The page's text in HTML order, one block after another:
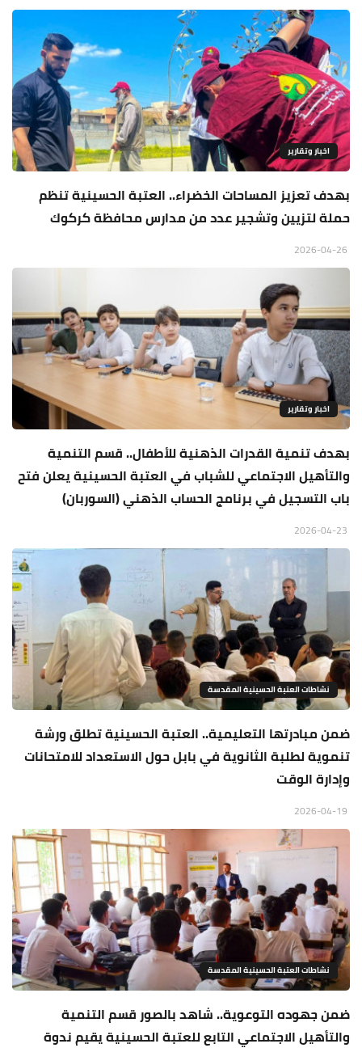
اخبار وتقارير
بهدف تعزيز المساحات الخضراء.. العتبة الحسينية تنظم
حملة لتزيين وتشجير عدد من مدارس محافظة كركوك
اخبار وتقارير
بهدف تنمية القدرات الذهنية للأطفال.. قسم التنمية
والتأهيل الاجتماعي للشباب في العتبة الحسينية يعلن فتح
باب التسجيل في برنامج الحساب الذهني (السوربان)
نشاطات العتبة الحسينية المقدسة
ضمن مبادرتها التعليمية.. العتبة الحسينية تطلق ورشة
تنموية لطلبة الثانوية في بابل حول الاستعداد للامتحانات
وإدارة الوقت
نشاطات العتبة الحسينية المقدسة
ضمن جهوده التوعوية.. شاهد بالصور قسم التنمية
والتأهيل الاجتماعي التابع للعتبة الحسينية يقيم ندوة